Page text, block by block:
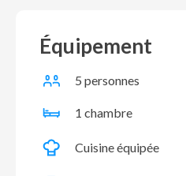
Équipement
5 personnes
1 chambre
Cuisine équipée